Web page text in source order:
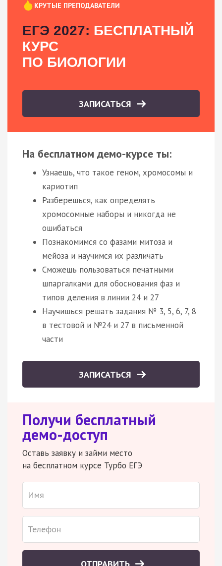
КРУТЫЕ ПРЕПОДАВАТЕЛИ
ЕГЭ 2027: БЕСПЛАТНЫЙ
КУРС
ПО БИОЛОГИИ
ЗАПИСАТЬСЯ
На бесплатном демо-курсе ты:
Узнаешь, что такое геном, хромосомы и
кариотип
Разберешься, как определять
хромосомные наборы и никогда не
ошибаться
Познакомимся со фазами митоза и
мейоза и научимся их различать
Сможешь пользоваться печатными
шпаргалками для обоснования фаз и
типов деления в линии 24 и 27
Научишься решать задания № 3, 5, 6, 7, 8
в тестовой и №24 и 27 в письменной
части
ЗАПИСАТЬСЯ
Получи бесплатный
демо-доступ
Оставь заявку и займи место
на бесплатном курсе Турбо ЕГЭ
ОТПРАВИТЬ